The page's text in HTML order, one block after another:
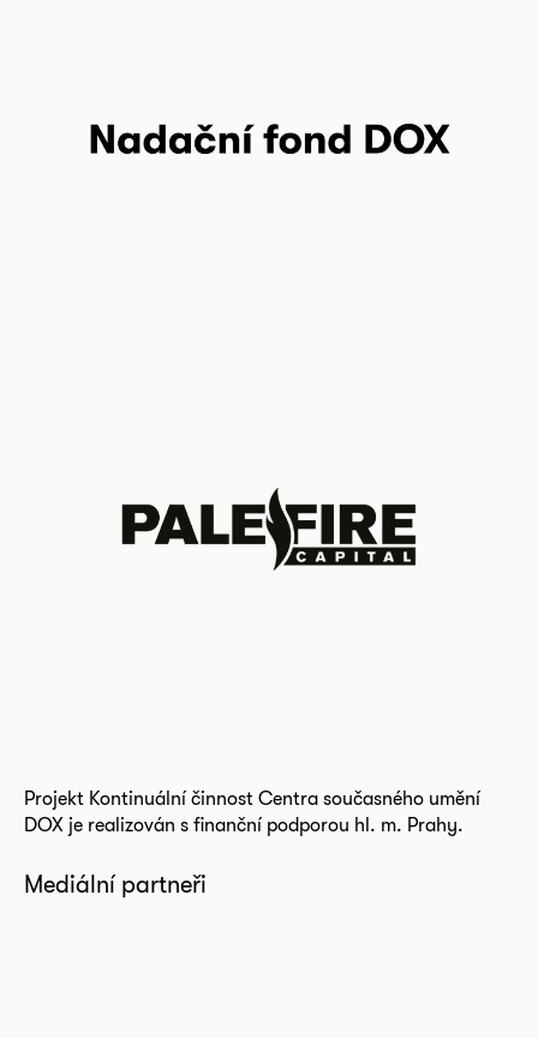
Projekt Kontinuální činnost Centra současného umění
DOX je realizován s finanční podporou hl. m. Prahy.
Mediální partneři